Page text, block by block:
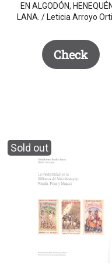
EN ALGODÓN,
LANA. / Leticia Arroyo
Check
Sold out